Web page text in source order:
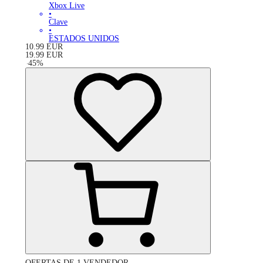
Xbox Live
•
Clave
•
ESTADOS UNIDOS
10.99 EUR
19.99 EUR
-45%